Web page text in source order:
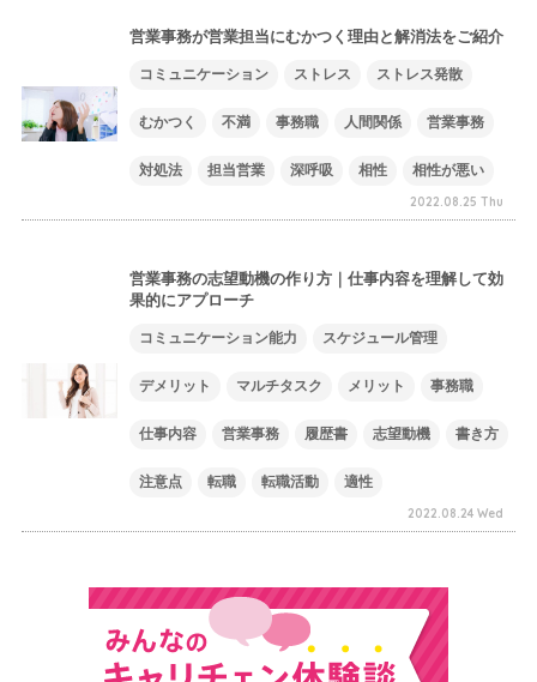
営業事務が営業担当にむかつく理由と解消法をご紹介
コミュニケーション ストレス ストレス発散
むかつく 不満 事務職 人間関係 営業事務
対処法 担当営業 深呼吸 相性 相性が悪い
2022.08.25 Thu
営業事務の志望動機の作り方｜仕事内容を理解して効
果的にアプローチ
コミュニケーション能力 スケジュール管理
デメリット マルチタスク メリット 事務職
仕事内容 営業事務 履歴書 志望動機 書き方
注意点 転職 転職活動 適性
2022.08.24 Wed